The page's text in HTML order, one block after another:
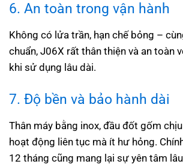
6. An toàn trong vận hành
Không có lửa trần, hạn chế bỏng –
chuẩn, J06X rất thân thiện và an toàn
khi sử dụng lâu dài.
7. Độ bền và bảo hành dài
Thân máy bằng inox, đầu đốt gốm
hoạt động liên tục mà ít hư hỏng.
12 tháng cũng mang lại sự yên tâm